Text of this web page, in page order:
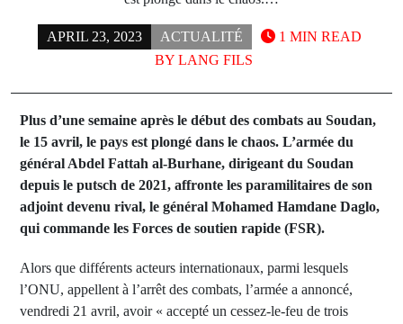
APRIL 23, 2023
ACTUALITÉ
BY LANG FILS
1 MIN READ
Plus d’une semaine après le début des combats au Soudan,
le 15 avril, le pays est plongé dans le chaos. L’armée du
général Abdel Fattah al-Burhane, dirigeant du Soudan
depuis le putsch de 2021, affronte les paramilitaires de son
adjoint devenu rival, le général Mohamed Hamdane Daglo,
qui commande les Forces de soutien rapide (FSR).
Alors que différents acteurs internationaux, parmi lesquels
l’ONU, appellent à l’arrêt des combats, l’armée a annoncé,
vendredi 21 avril, avoir « accepté un cessez-le-feu de trois